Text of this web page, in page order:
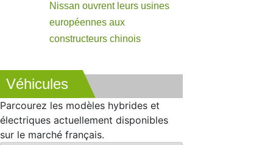
Nissan ouvrent leurs usines
européennes aux
constructeurs chinois
Véhicules
Parcourez les modèles hybrides et
électriques actuellement disponibles
sur le marché français.